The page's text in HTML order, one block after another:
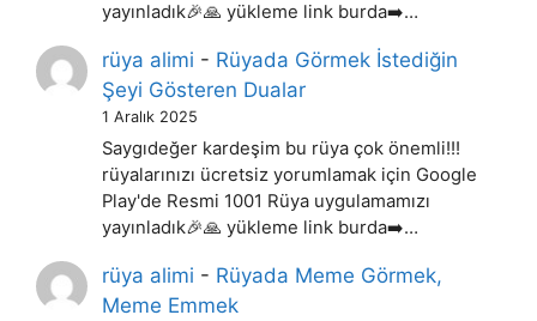
yayınladık🎉🙏 yükleme link burda➡️…
rüya alimi - Rüyada Görmek İstediğin
Şeyi Gösteren Dualar
1 Aralık 2025
Saygıdeğer kardeşim bu rüya çok önemli!!!
rüyalarınızı ücretsiz yorumlamak için Google
Play'de Resmi 1001 Rüya uygulamamızı
yayınladık🎉🙏 yükleme link burda➡️…
rüya alimi - Rüyada Meme Görmek,
Meme Emmek